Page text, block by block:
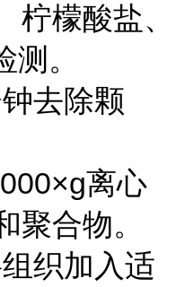
柠檬酸盐、
。
去除颗
离心
聚合物。
织加入适